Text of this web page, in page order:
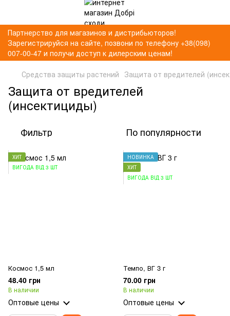
Партнерство для магазинов и дистрибьюторов!
Зарегистрируйся на сайте, позвони по телефону +38(098)
007-00-47 и получи доступ к дилерским ценам!
Средства защиты растений Защита от вредителей
Защита от вредителей
(инсектициды)
Фильтр По популярности
ХИТ
ВИГОДА ВІД 3 ШТ
Космос 1,5 мл
48.40 грн
В наличии
Оптовые цены
НОВИНКА
ХИТ
ВИГОДА ВІД 3 ШТ
Темпо, ВГ 3 г
70.00 грн
В наличии
Оптовые цены